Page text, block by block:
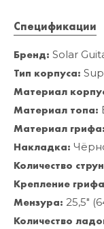
Спецификации
Бренд: Solar
Тип корпуса:
Материал
Материал топа:
Материал грифа:
Накладка:
Количество
Крепление
Мензура: 25,5"
Количество